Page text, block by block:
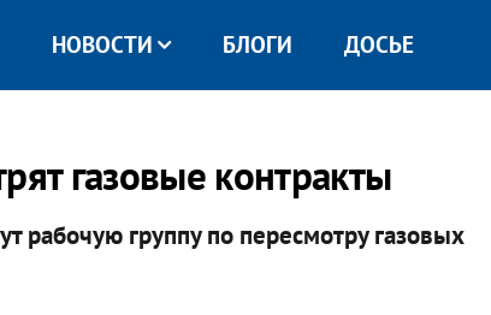
НОВОСТИ БЛОГИ ДОСЬЕ
газовые контракты
рабочую группу по пересмотру газовых